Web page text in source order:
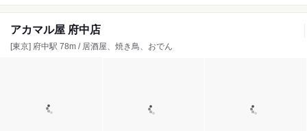
アカマル屋 府中店
[東京] 府中駅 78m / 居酒屋、焼き鳥、おでん